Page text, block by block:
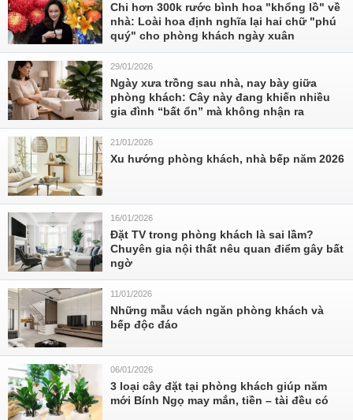
Chi hơn 300k rước bình hoa "khổng lồ" về
nhà: Loài hoa định nghĩa lại hai chữ "phú
quý" cho phòng khách ngày xuân
29/01/2026
Ngày xưa trồng sau nhà, nay bày giữa
phòng khách: Cây này đang khiến nhiều
gia đình “bất ổn” mà không nhận ra
21/01/2026
Xu hướng phòng khách, nhà bếp năm 2026
16/01/2026
Đặt TV trong phòng khách là sai lầm?
Chuyên gia nội thất nêu quan điểm gây bất
ngờ
11/01/2026
Những mẫu vách ngăn phòng khách và
bếp độc đáo
06/01/2026
3 loại cây đặt tại phòng khách giúp năm
mới Bính Ngọ may mắn, tiền – tài đều có